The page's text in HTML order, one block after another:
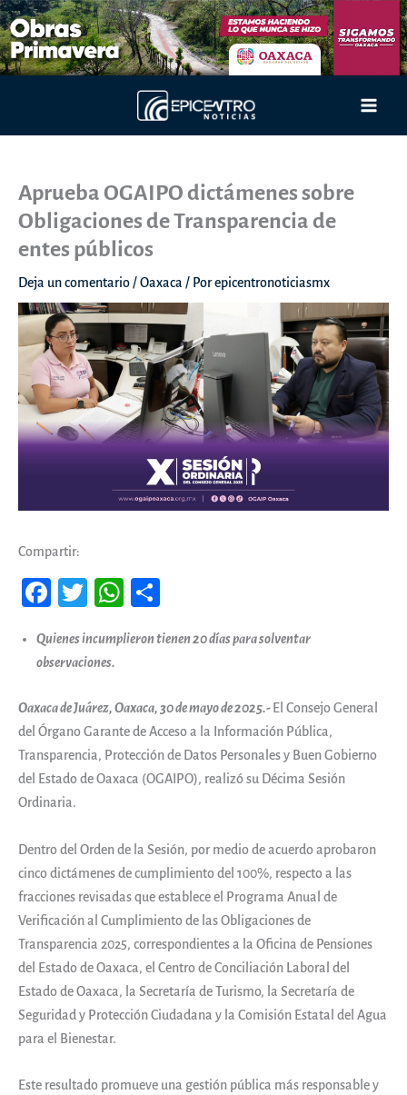
Ir
al
contenido
Aprueba OGAIPO dictámenes sobre
Obligaciones de Transparencia de
entes públicos
Deja un comentario/Oaxaca / Porepicentronoticiasmx
Compartir:
Fa
b
k
T
tt
W
ts
pp
pa
r
Quienes incumplieron tienen 20 días para solventar
observaciones.
Oaxaca de Juárez, Oaxaca, 30 de mayo de 2025.- El Consejo General
del Órgano Garante de Acceso a la Información Pública,
Transparencia, Protección de Datos Personales y Buen Gobierno
del Estado de Oaxaca (OGAIPO), realizó su Décima Sesión
Ordinaria.
Dentro del Orden de la Sesión, por medio de acuerdo aprobaron
cinco dictámenes de cumplimiento del 100%, respecto a las
fracciones revisadas que establece el Programa Anual de
Verificación al Cumplimiento de las Obligaciones de
Transparencia 2025, correspondientes a la Oficina de Pensiones
del Estado de Oaxaca, el Centro de Conciliación Laboral del
Estado de Oaxaca, la Secretaría de Turismo, la Secretaría de
Seguridad y Protección Ciudadana y la Comisión Estatal del Agua
para el Bienestar.
Este resultado promueve una gestión pública más responsable y